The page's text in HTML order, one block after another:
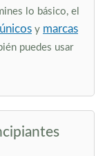
lo básico, el
y marcas
puedes usar